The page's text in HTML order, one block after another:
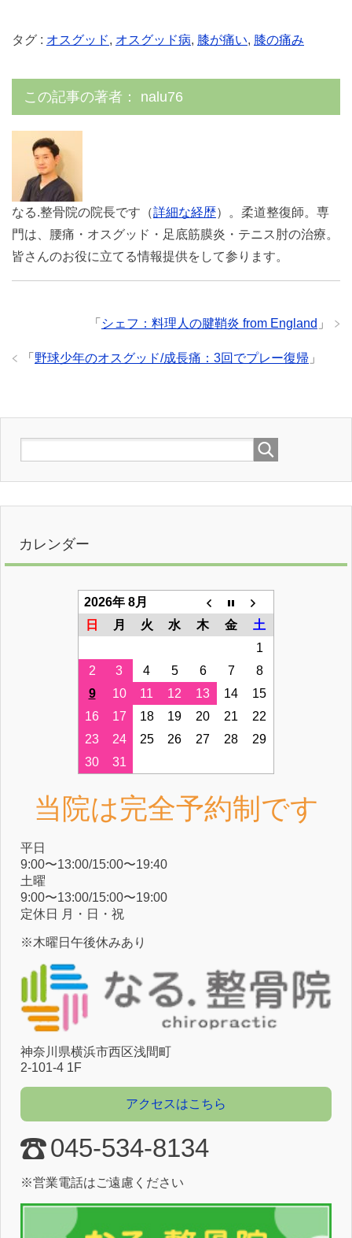
タグ : オスグッド, オスグッド病, 膝が痛い, 膝の痛み
この記事の著者： nalu76
なる.整骨院の院長です（詳細な経歴）。柔道整復師。専
門は、腰痛・オスグッド・足底筋膜炎・テニス肘の治療。
皆さんのお役に立てる情報提供をして参ります。
「 シェフ：料理人の腱鞘炎 from England 」
「 野球少年のオスグッド/成長痛：3回でプレー復帰 」
カレンダー
2026年 8月
日
月 火 水 木 金
土
1
2
3 4 5 6 7
8
9
10 11 12 13 14
15
16
17 18 19 20 21
22
23
24 25 26 27 28
29
30
31
当院は完全予約制です
平⽇
9:00〜13:00/15:00〜19:40
⼟曜
9:00〜13:00/15:00〜19:00
定休⽇ ⽉・⽇・祝
※木曜日午後休みあり
神奈川県横浜市⻄区浅間町
2-101-4 1F
アクセスはこちら
045-534-8134
※営業電話はご遠慮ください